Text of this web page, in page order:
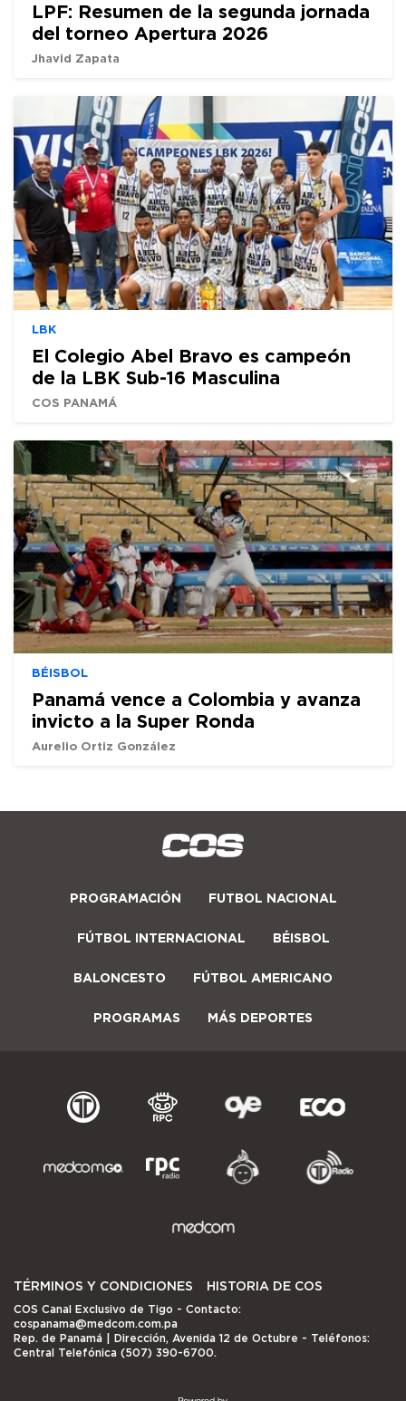
LPF: Resumen de la segunda jornada
del torneo Apertura 2026
Jhavid Zapata
LBK
El Colegio Abel Bravo es campeón
de la LBK Sub-16 Masculina
COS PANAMÁ
BÉISBOL
Panamá vence a Colombia y avanza
invicto a la Super Ronda
Aurelio Ortiz González
PROGRAMACIÓN FUTBOL NACIONAL
FÚTBOL INTERNACIONAL BÉISBOL
BALONCESTO FÚTBOL AMERICANO
PROGRAMAS MÁS DEPORTES
TÉRMINOS Y CONDICIONES HISTORIA DE COS
COS Canal Exclusivo de Tigo - Contacto:
cospanama@medcom.com.pa
Rep. de Panamá | Dirección, Avenida 12 de Octubre - Teléfonos:
Central Telefónica (507) 390-6700.